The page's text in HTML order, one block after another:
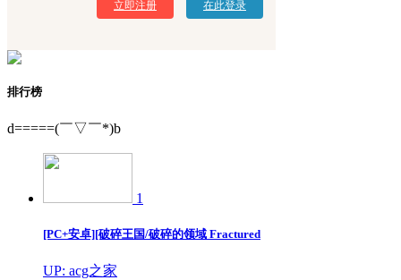
立即注册 在此登录
排行榜
d=====(￣▽￣*)b
1
[PC+安卓][破碎王国/破碎的领域 Fractured
UP: acg之家